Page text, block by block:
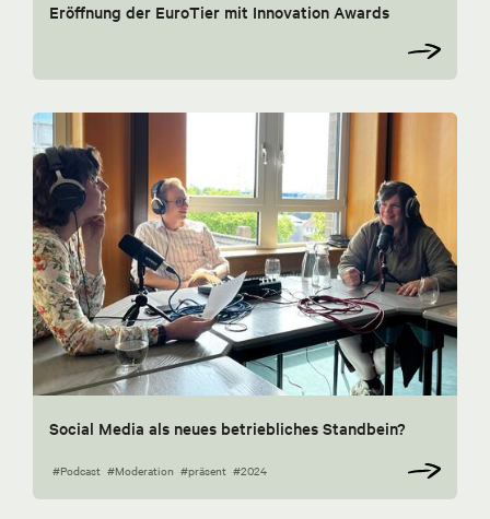
Eröffnung der EuroTier mit Innovation Awards
Social Media als neues betriebliches Standbein?
#Podcast #Moderation #präsent #2024